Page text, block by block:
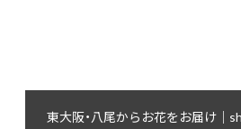
東大阪・八尾からお花をお届け｜